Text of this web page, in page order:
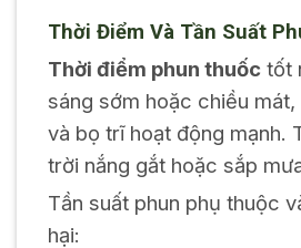
Thời Điểm Và Tần Suất
Thời điểm phun thuốc tốt
sáng sớm hoặc chiều
và bọ trĩ hoạt động mạnh.
trời nắng gắt hoặc sắp
Tần suất phun phụ thuộc
hại: